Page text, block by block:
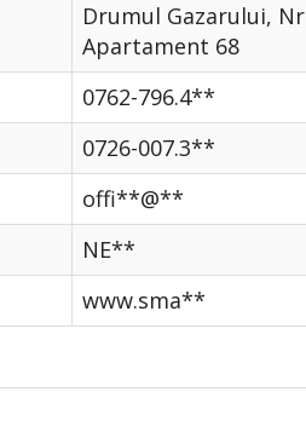
Drumul Gazarului,
Apartament 68
0762-796.4**
0726-007.3**
offi**@**
NE**
www.sma**